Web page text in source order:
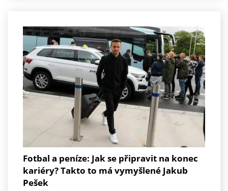
Fotbal a peníze: Jak se připravit na konec
kariéry? Takto to má vymyšlené Jakub
Pešek